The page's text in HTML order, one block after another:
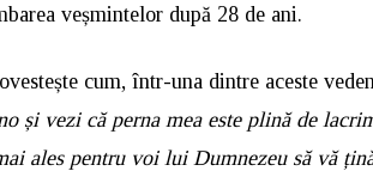
veșmintelor după 28 de ani.
cum, într-una dintre aceste
și vezi că perna mea este plină de
ales pentru voi lui Dumnezeu să vă